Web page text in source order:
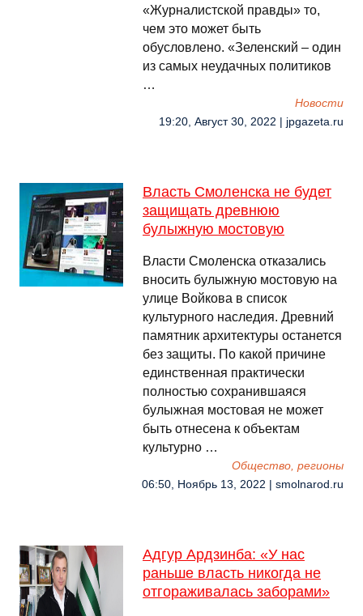
«Журналистской правды» то,
чем это может быть
обусловлено. «Зеленский – один
из самых неудачных политиков
…
Новости
19:20, Август 30, 2022 | jpgazeta.ru
Власть Смоленска не будет
защищать древнюю
булыжную мостовую
Власти Смоленска отказались
вносить булыжную мостовую на
улице Войкова в список
культурного наследия. Древний
памятник архитектуры останется
без защиты. По какой причине
единственная практически
полностью сохранившаяся
булыжная мостовая не может
быть отнесена к объектам
культурно …
Общество, регионы
06:50, Ноябрь 13, 2022 | smolnarod.ru
Адгур Ардзинба: «У нас
раньше власть никогда не
отгораживалась заборами»